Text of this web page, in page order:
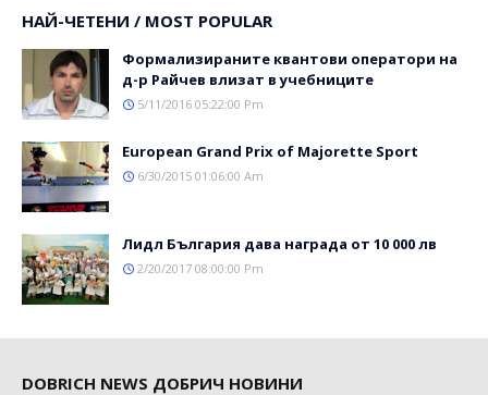
НАЙ-ЧЕТЕНИ / MOST POPULAR
Формализираните квантови оператори на
д-р Райчев влизат в учебниците
5/11/2016 05:22:00 Pm
Еuropean Grand Prix of Majorette Sport
6/30/2015 01:06:00 Am
Лидл България дава награда от 10 000 лв
2/20/2017 08:00:00 Pm
DOBRICH NEWS ДОБРИЧ НОВИНИ